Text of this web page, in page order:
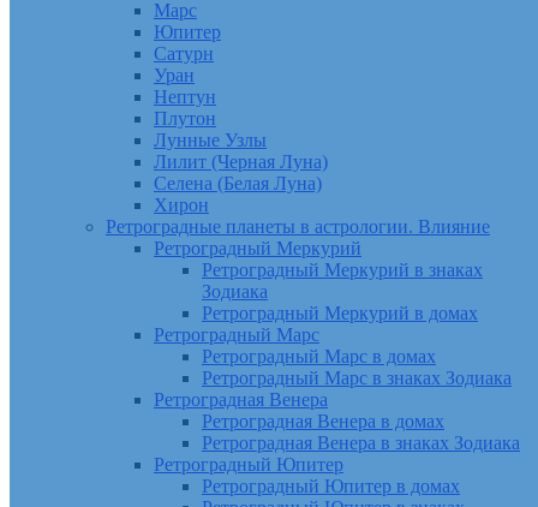
Марс
Юпитер
Сатурн
Уран
Нептун
Плутон
Лунные Узлы
Лилит (Черная Луна)
Селена (Белая Луна)
Хирон
Ретроградные планеты в астрологии. Влияние
Ретроградный Меркурий
Ретроградный Меркурий в знаках
Зодиака
Ретроградный Меркурий в домах
Ретроградный Марс
Ретроградный Марс в домах
Ретроградный Марс в знаках Зодиака
Ретроградная Венера
Ретроградная Венера в домах
Ретроградная Венера в знаках Зодиака
Ретроградный Юпитер
Ретроградный Юпитер в домах